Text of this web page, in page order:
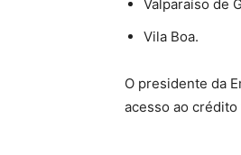
Valparaíso de
Vila Boa.
O presidente da
acesso ao